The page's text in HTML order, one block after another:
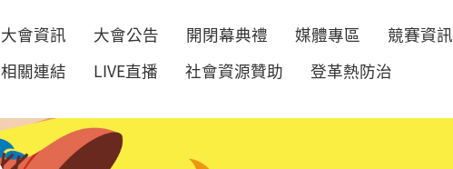
大會資訊 大會公告 開閉幕典禮 媒體專區 競賽資訊
相關連結
LIVE直播 社會資源贊助 登革熱防治